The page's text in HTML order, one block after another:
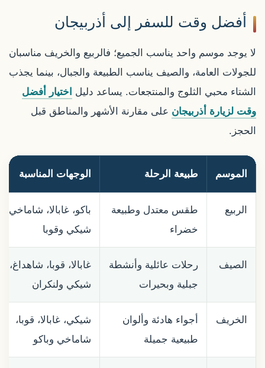
أفضل وقت للسفر إلى أذربيجان
لا يوجد موسم واحد يناسب الجميع؛ فالربيع والخريف مناسبان
للجولات العامة، والصيف يناسب الطبيعة والجبال، بينما يجذب
الشتاء محبي الثلوج والمنتجعات. يساعد دليل
اختيار أفضل
وقت لزيارة أذربيجان على مقارنة الأشهر والمناطق قبل
الحجز.
الموسم طبيعة الرحلة الوجهات المناسبة
الربيع
طقس معتدل وطبيعة
خضراء
باكو، غابالا، شاماخي،
شيكي وقوبا
الصيف
رحلات عائلية وأنشطة
جبلية وبحيرات
غابالا، قوبا، شاهداغ،
شيكي ولنكران
الخريف
أجواء هادئة وألوان
طبيعية جميلة
شيكي، غابالا، قوبا،
شاماخي وباكو